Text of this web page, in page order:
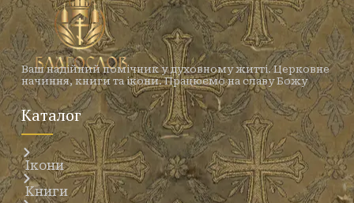
Ваш надійний помічник у духовному житті. Церковне
начиння, книги та ікони. Працюємо на славу Божу
Каталог
Ікони
Книги